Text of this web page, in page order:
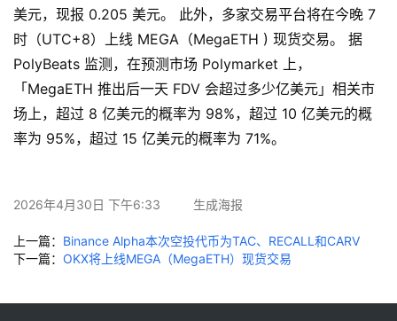
首
页
行
情
讯
专
美元，现报 0.205 美元。 此外，多家交易平台将在今晚 7
时（UTC+8）上线 MEGA（MegaETH ) 现货交易。 据
PolyBeats 监测，在预测市场 Polymarket 上，
「MegaETH 推出后一天 FDV 会超过多少亿美元」相关市
场上，超过 8 亿美元的概率为 98%，超过 10 亿美元的概
率为 95%，超过 15 亿美元的概率为 71%。
2026年4月30日 下午6:33 生成海报
上一篇： Binance Alpha本次空投代币为TAC、RECALL和CARV
下一篇： OKX将上线MEGA（MegaETH）现货交易